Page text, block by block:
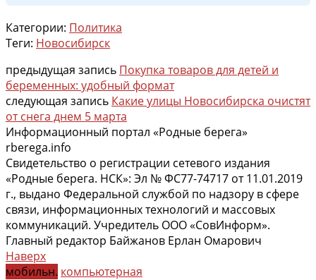
Категории: Политика
Теги: Новосибирск
предыдущая запись Покупка товаров для детей и
беременных: удобный формат
следующая запись Какие улицы Новосибирска очистят
от снега днем 5 марта
Информационный портал «Родные берега»
rberega.info
Свидетельство о регистрации сетевого издания
«Родные берега. НСК»: Эл № ФС77-74717 от 11.01.2019
г., выдано Федеральной службой по надзору в сфере
связи, информационных технологий и массовых
коммуникаций. Учредитель ООО «СовИнформ».
Главный редактор Байжанов Ерлан Омарович
Наверх
мобильн. компьютерная